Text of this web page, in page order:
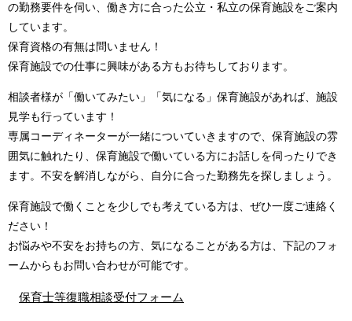
の勤務要件を伺い、働き方に合った公立・私立の保育施設をご案内
しています。
保育資格の有無は問いません！
保育施設での仕事に興味がある方もお待ちしております。
相談者様が「働いてみたい」「気になる」保育施設があれば、施設
見学も行っています！
​専属コーディネーターが一緒についていきますので、保育施設の雰
囲気に触れたり、保育施設で働いている方にお話しを伺ったりでき
ます。不安を解消しながら、自分に合った勤務先を探しましょう。
保育施設で働くことを少しでも考えている方は、ぜひ一度ご連絡く
ださい！
お悩みや不安をお持ちの方、気になることがある方は、下記のフォ
ームからもお問い合わせが可能です。
保育士等復職相談受付フォーム